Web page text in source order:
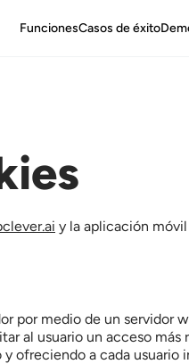
FuncionesCasos de éxito
y la aplicación móvil
por medio de un servidor
al usuario un acceso
ofreciendo a cada